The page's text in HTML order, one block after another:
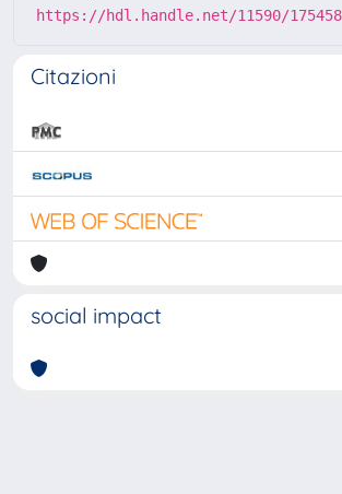
https://hdl.handle.net/11590/175458
Citazioni
social impact